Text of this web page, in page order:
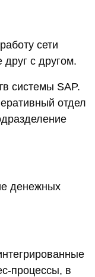
сети
друг с другом.
системы SAP.
отдел
денежных
процессы, в